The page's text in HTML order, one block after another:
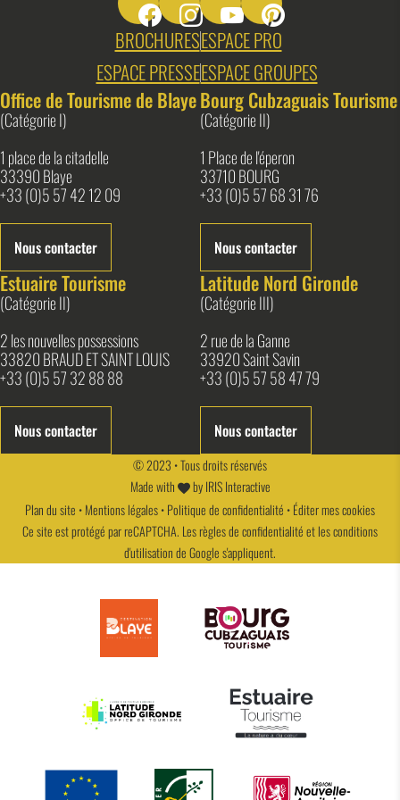
BROCHURESESPACE PRO
ESPACE PRESSEESPACE GROUPES
Office de Tourisme de Blaye
(Catégorie I)
1 place de la citadelle
33390 Blaye
+33 (0)5 57 42 12 09
Nous contacter
Bourg Cubzaguais Tourisme
(Catégorie II)
1 Place de l'éperon
33710 BOURG
+33 (0)5 57 68 31 76
Nous contacter
Estuaire Tourisme
(Catégorie II)
2 les nouvelles possessions
33820 BRAUD ET SAINT LOUIS
+33 (0)5 57 32 88 88
Nous contacter
Latitude Nord Gironde
(Catégorie III)
2 rue de la Ganne
33920 Saint Savin
+33 (0)5 57 58 47 79
Nous contacter
© 2023 • Tous droits réservés
Made with
byIRIS Interactive
Plan du site •Mentions légales•Politique de confidentialité •Éditer mes cookies
Ce site est protégé par reCAPTCHA. Lesrègles de confidentialitéet lesconditions
d'utilisationde Google s'appliquent.